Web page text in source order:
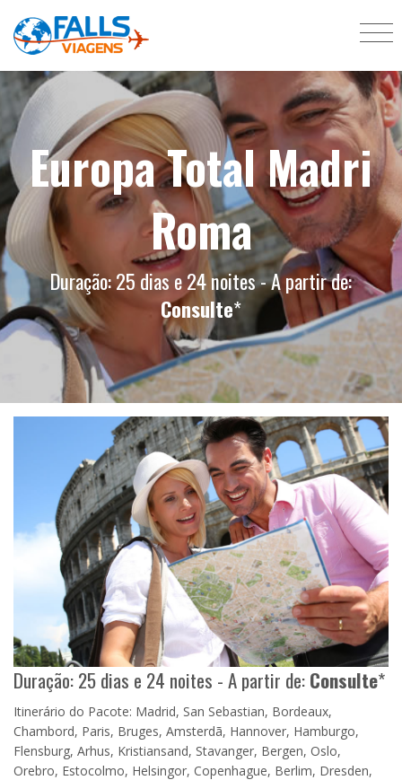
Europa Total Madri
Roma
Duração: 25 dias e 24 noites - A partir de:
Consulte*
Duração: 25 dias e 24 noites - A partir de:Consulte*
Itinerário do Pacote: Madrid, San Sebastian, Bordeaux,
Chambord, Paris, Bruges, Amsterdã, Hannover, Hamburgo,
Flensburg, Arhus, Kristiansand, Stavanger, Bergen, Oslo,
Orebro, Estocolmo, Helsingor, Copenhague, Berlim, Dresden,